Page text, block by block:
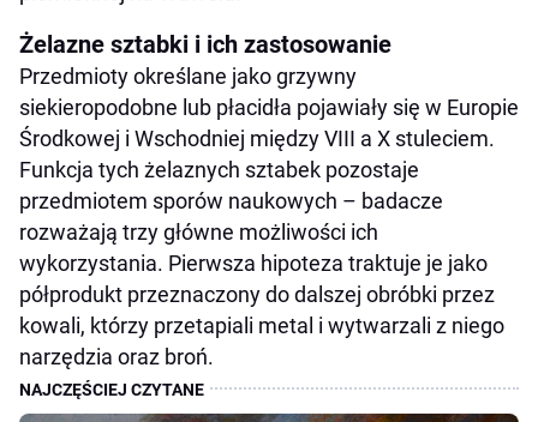
Żelazne sztabki i ich zastosowanie
Przedmioty określane jako grzywny
siekieropodobne lub płacidła pojawiały się w Europie
Środkowej i Wschodniej między VIII a X stuleciem.
Funkcja tych żelaznych sztabek pozostaje
przedmiotem sporów naukowych – badacze
rozważają trzy główne możliwości ich
wykorzystania. Pierwsza hipoteza traktuje je jako
półprodukt przeznaczony do dalszej obróbki przez
kowali, którzy przetapiali metal i wytwarzali z niego
narzędzia oraz broń.